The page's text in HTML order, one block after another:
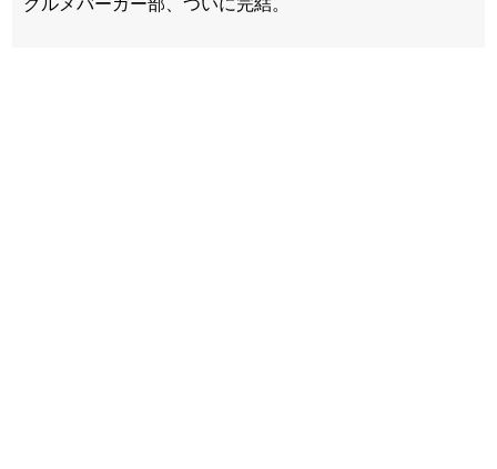
グルメバーガー部、ついに完結。